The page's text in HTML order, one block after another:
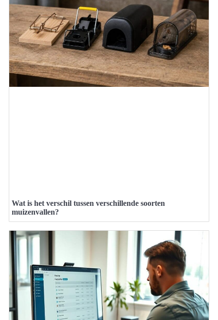
Wat is het verschil tussen verschillende soorten
muizenvallen?